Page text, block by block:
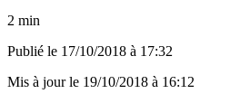
2 min
Publié le 17/10/2018 à 17:32
Mis à jour le 19/10/2018 à 16:12